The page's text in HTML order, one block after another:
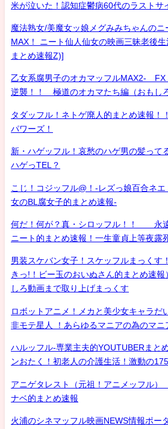
米が泣いた！認知症鬱病60代のラストサ
魔法熟女/美魔女ッ娘メグみみちゃんの
MAX！ ニート仙人仙女の映画三昧老後
まとめ速報Z)]
乙女系腐男子のオカマッフルMAX2- FX
逆襲！！ 極道のオカマたち編（おもし
タダッフル！ネトゲ廃人的まとめ速報！
パワーズ！
新・ハゲッフル！哀愁のハゲ男の髪って
ハゲっTEL？
こじ！コジッフル@！-レズっ娘百合ネ
女のBL腐女子的まとめ速報-
何だ！何が？真・シロッフル！！ 永
ニート的まとめ速報！一生童貞上等夜露
男装スケバン女子！スケッフルまっくす
きっ!！ビー玉のおいぬさん的まとめ速
しろ動画まで取り上げまっくす
ロボットアニメ！メカと美少女キャラだ
非モテ星人 ！あらゆるマニアの為のマニ
ハルッフル-専業主夫的YOUTUBERまと
ンおたく！初老人の介護生活！激動の
アニゲタレスト（元祖！アニメッフル
ナベ的まとめ速報
火浦のシネマッフル映画NEWS情報ポー